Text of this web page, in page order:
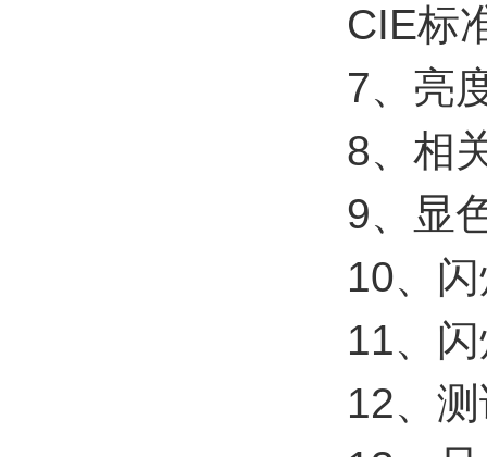
CIE标
7、亮
8、相
9、显
10、
11、
12、